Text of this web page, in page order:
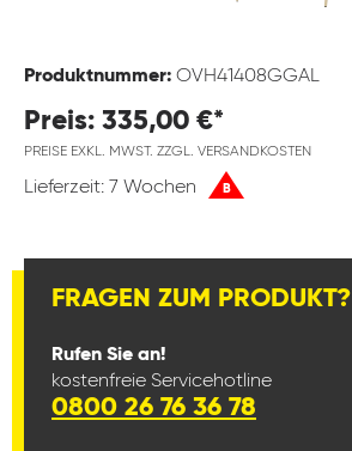
Produktnummer: OVH41408GGAL
Preis: 335,00 €*
PREISE EXKL. MWST. ZZGL. VERSANDKOSTEN
Lieferzeit: 7 Wochen B
FRAGEN ZUM PRODUKT?
Rufen Sie an!
kostenfreie Servicehotline
0800 26 76 36 78